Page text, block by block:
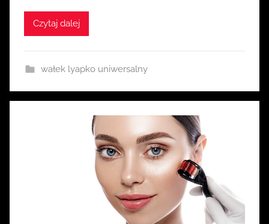
a
Czytaj dalej
wałek lyapko uniwersalny